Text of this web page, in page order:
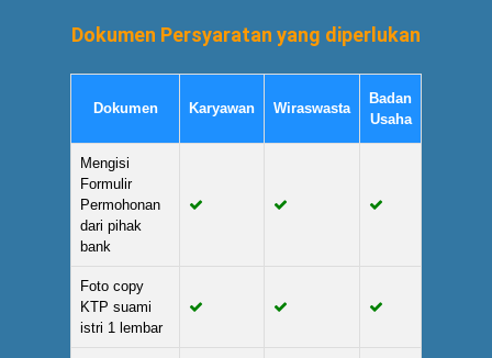
Dokumen Persyaratan yang diperlukan
Dokumen Karyawan Wiraswasta
Badan
Usaha
Mengisi
Formulir
Permohonan
dari pihak
bank
Foto copy
KTP suami
istri 1 lembar